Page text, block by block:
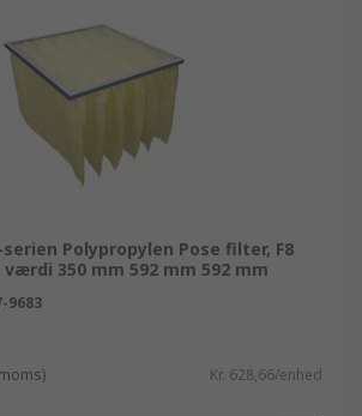
serien Polypropylen Pose filter, F8
værdi 350 mm 592 mm 592 mm
9683
Kr. 628,66/enhed